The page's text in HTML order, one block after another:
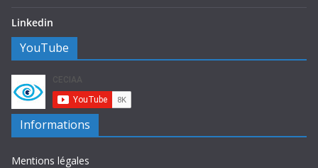
Linkedin
YouTube
Informations
Mentions légales